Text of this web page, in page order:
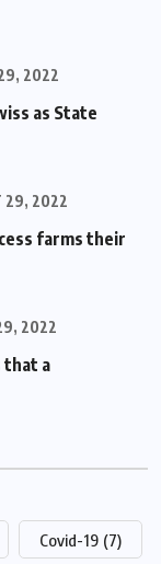
2022
as State
29, 2022
farms their
2022
a Hefty Sum
Covid-19 (7)